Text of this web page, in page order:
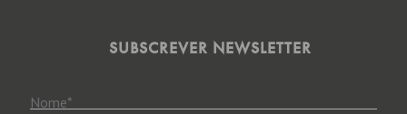
SUBSCREVER NEWSLETTER
Nome*